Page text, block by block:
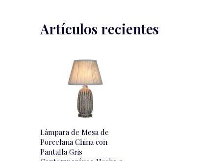
Artículos recientes
Lámpara de Mesa de
Porcelana China con
Pantalla Gris